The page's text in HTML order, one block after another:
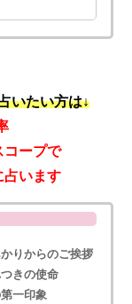
いたい方は↓
コープで
占います
りからのご挨拶
きの使命
一印象